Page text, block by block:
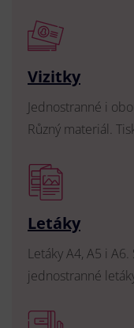
Vizitky
Jednostranné i
Různý materiál.
Letáky
Letáky A4, A5 i
jednostranné